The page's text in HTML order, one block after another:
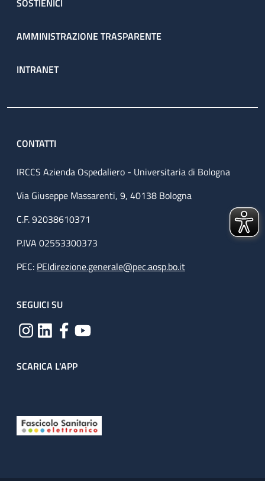
AMMINISTRAZIONE TRASPARENTE
INTRANET
CONTATTI
IRCCS Azienda Ospedaliero - Universitaria di Bologna
Via Giuseppe Massarenti, 9, 40138 Bologna
C.F. 92038610371
P.IVA 02553300373
PEC: PEIdirezione.generale@pec.aosp.bo.it
SEGUICI SU
SCARICA L'APP